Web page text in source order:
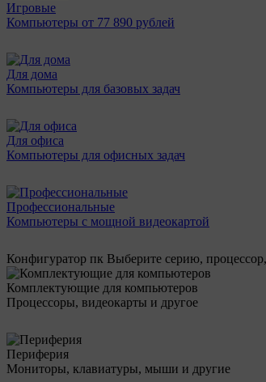
Игровые
Компьютеры от 77 890 рублей
Для дома
Компьютеры для базовых задач
Для офиса
Компьютеры для офисных задач
Профессиональные
Компьютеры с мощной видеокартой
Конфигуратор пк Выберите серию,
Комплектующие для компьютеров
Процессоры, видеокарты и другое
Периферия
Мониторы, клавиатуры, мыши и другие